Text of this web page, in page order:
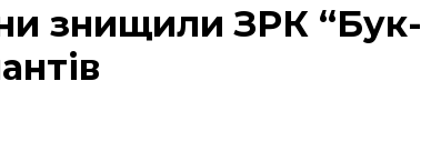
знищили ЗРК “Бук-